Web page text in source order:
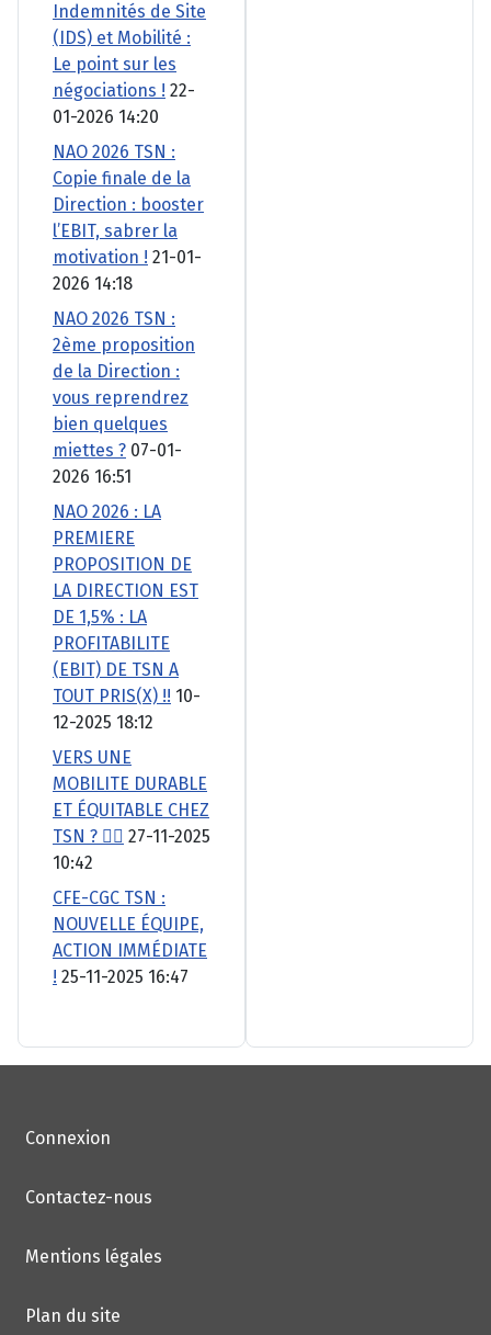
Indemnités de Site
(IDS) et Mobilité :
Le point sur les
négociations ! 22-
01-2026 14:20
NAO 2026 TSN :
Copie finale de la
Direction : booster
l’EBIT, sabrer la
motivation ! 21-01-
2026 14:18
NAO 2026 TSN :
2ème proposition
de la Direction :
vous reprendrez
bien quelques
miettes ? 07-01-
2026 16:51
NAO 2026 : LA
PREMIERE
PROPOSITION DE
LA DIRECTION EST
DE 1,5% : LA
PROFITABILITE
(EBIT) DE TSN A
TOUT PRIS(X) !! 10-
12-2025 18:12
VERS UNE
MOBILITE DURABLE
ET ÉQUITABLE CHEZ
TSN ? 🚴‍♂️ 27-11-2025
10:42
CFE-CGC TSN :
NOUVELLE ÉQUIPE,
ACTION IMMÉDIATE
! 25-11-2025 16:47
Connexion
Contactez-nous
Mentions légales
Plan du site